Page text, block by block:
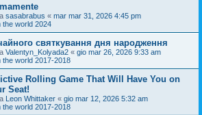
sasabrabus « mar mar 31, 2026 4:45 pm
the world 2024
святкування дня народження
Valentyn_Kolyada2 « gio mar 26, 2026 9:33 am
the world 2017-2018
Rolling Game That Will Have You on
Seat!
Leon Whittaker « gio mar 12, 2026 5:32 am
the world 2017-2018